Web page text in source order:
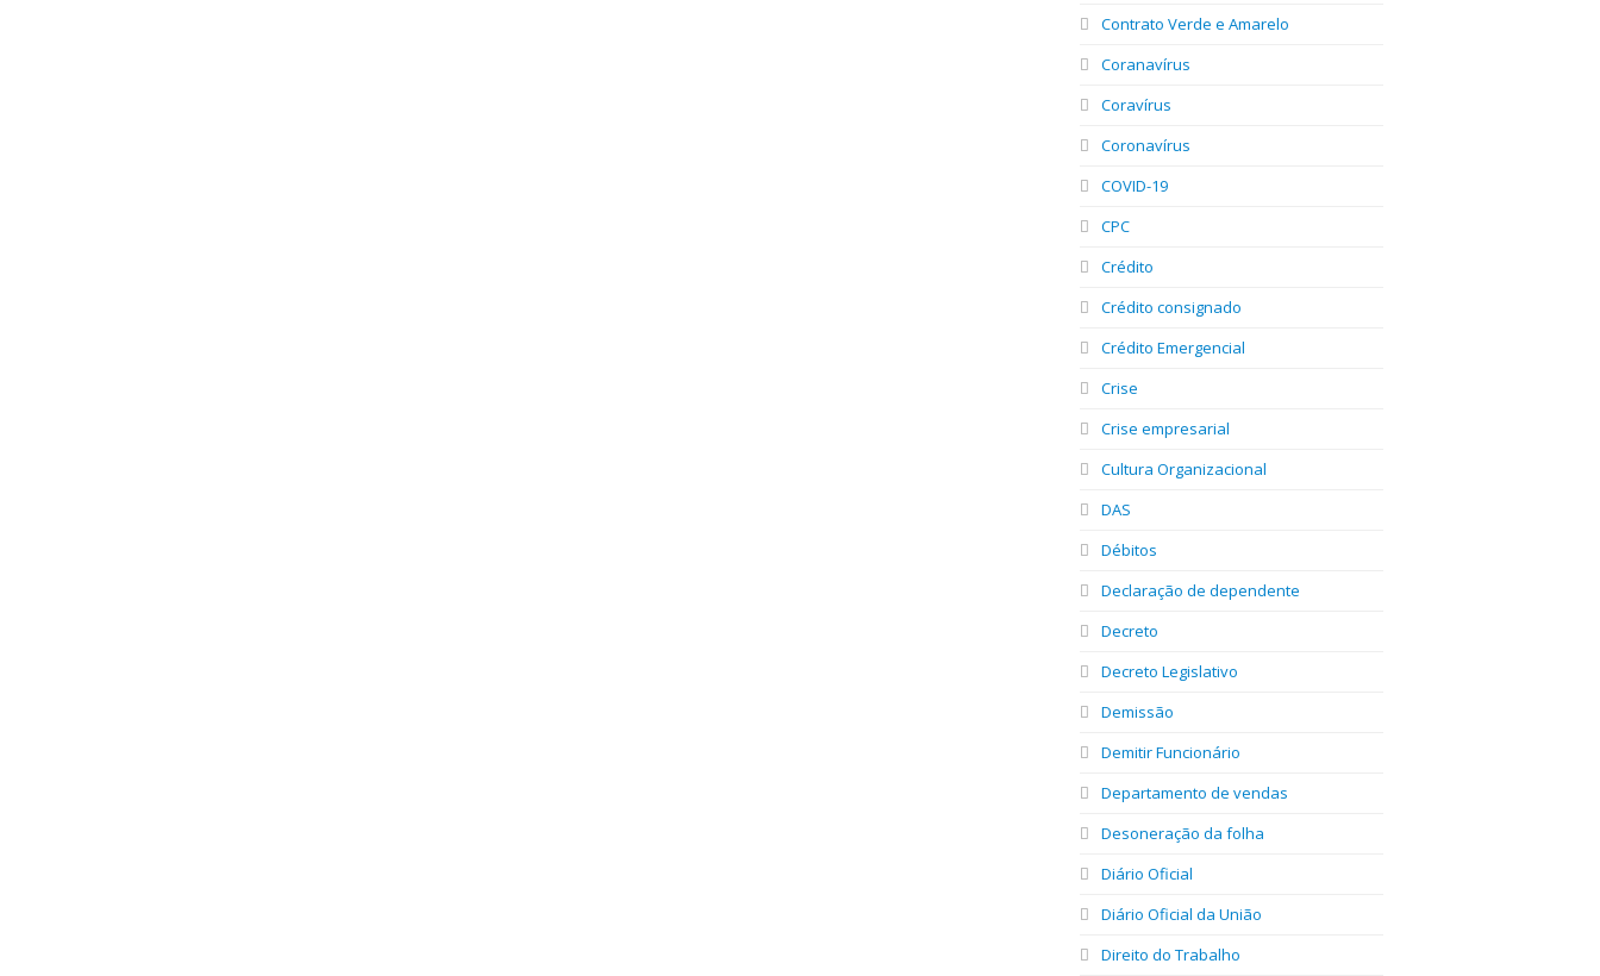
Contrato Verde e Amarelo
Coranavírus
Coravírus
Coronavírus
COVID-19
CPC
Crédito
Crédito consignado
Crédito Emergencial
Crise
Crise empresarial
Cultura Organizacional
DAS
Débitos
Declaração de dependente
Decreto
Decreto Legislativo
Demissão
Demitir Funcionário
Departamento de vendas
Desoneração da folha
Diário Oficial
Diário Oficial da União
Direito do Trabalho